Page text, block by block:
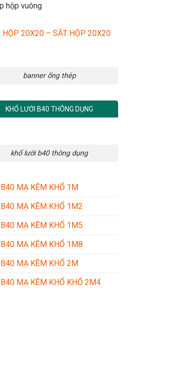
HỘP 20X20 – SẮT HỘP 20X20
banner ống thép
KHỔ LƯỚI B40 THÔNG DỤNG
khổ lưới b40 thông dụng
MẠ KẼM KHỔ 1M
MẠ KẼM KHỔ 1M2
MẠ KẼM KHỔ 1M5
MẠ KẼM KHỔ 1M8
MẠ KẼM KHỔ 2M
MẠ KẼM KHỔ KHỔ 2M4